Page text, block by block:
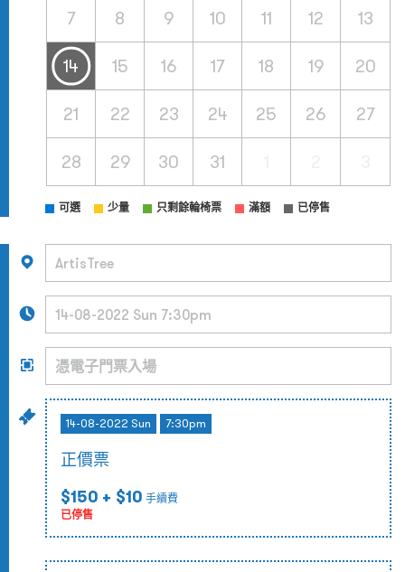
7 8 9 10 11 12 13
14 15 16 17 18 19 20
21 22 23 24 25 26 27
28 29 30 31
可選 少量 只剩餘輪椅票 滿額 已停售
14-08-2022 Sun 7:30pm
正價票
$150 + $10 手續費
已停售